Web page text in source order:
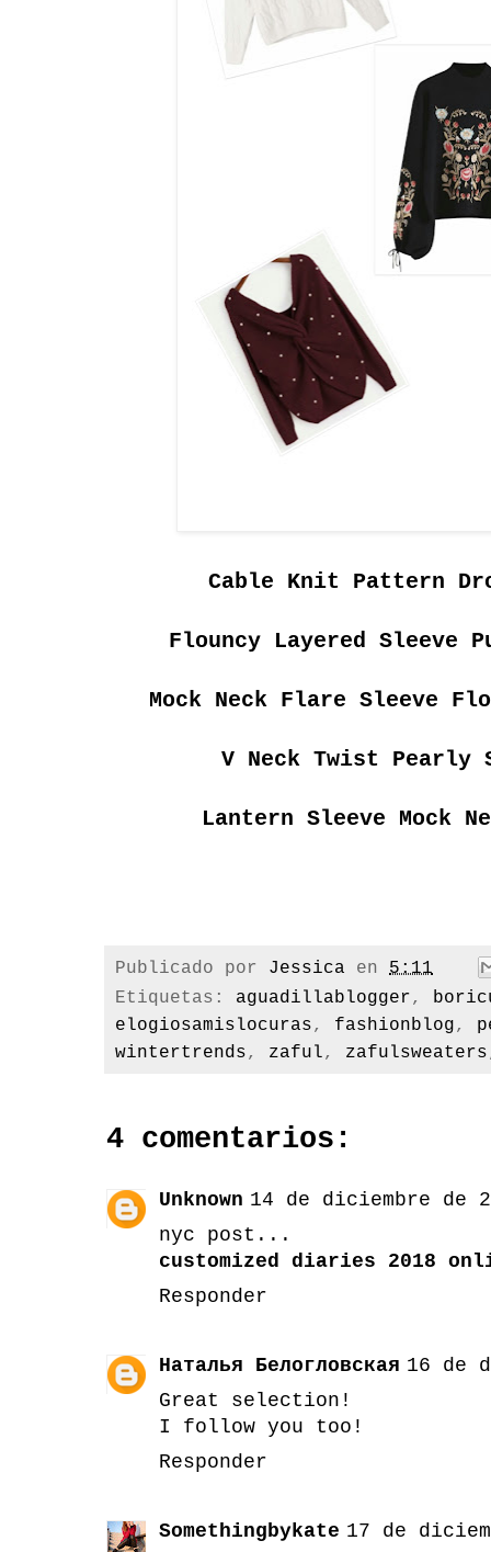
Cable Knit Pattern
Flouncy Layered Sleeve
Mock Neck Flare Sleeve
V Neck Twist Pearly
Lantern Sleeve Mock
Publicado por Jessica en 5:11
Etiquetas: aguadillablogger,
elogiosamislocuras, fashionblog,
wintertrends, zaful, zafulsweaters
4 comentarios:
Unknown 14 de diciembre de
nyc post...
customized diaries 2018
Responder
Наталья Белогловская 16 de
Great selection!
I follow you too!
Responder
Somethingbykate 17 de